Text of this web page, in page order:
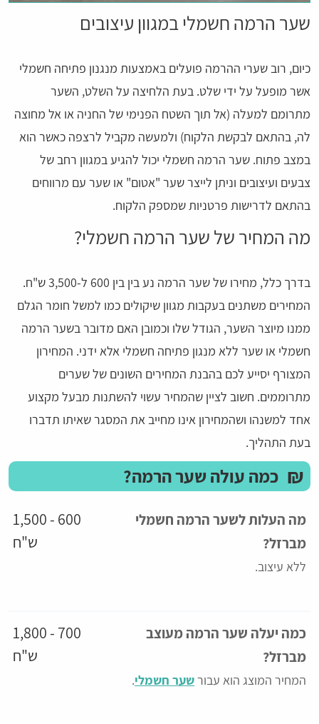
שער הרמה חשמלי במגוון עיצובים
כיום, רוב שערי ההרמה פועלים באמצעות מנגנון פתיחה חשמלי
אשר מופעל על ידי שלט. בעת הלחיצה על השלט, השער
מתרומם למעלה (אל תוך השטח הפנימי של החניה או אל מחוצה
לה, בהתאם לבקשת הלקוח) ולמעשה מקביל לרצפה כאשר הוא
במצב פתוח. שער הרמה חשמלי יכול להגיע במגוון רחב של
צבעים ועיצובים וניתן לייצר שער "אטום" או שער עם מרווחים
בהתאם לדרישות פרטניות שמספק הלקוח.
מה המחיר של שער הרמה חשמלי?
בדרך כלל, מחירו של שער הרמה נע בין בין 600 ל-3,500 ש"ח.
המחירים משתנים בעקבות מגוון שיקולים כמו למשל חומר הגלם
ממנו מיוצר השער, הגודל שלו וכמובן האם מדובר בשער הרמה
חשמלי או שער ללא מנגון פתיחה חשמלי אלא ידני. המחירון
המצורף יסייע לכם בהבנת המחירים השונים של שערים
מתרוממים. חשוב לציין שהמחיר עשוי להשתנות מבעל מקצוע
אחד למשנהו ושהמחירון אינו מחייב את המסגר שאיתו תדברו
בעת התהליך.
₪ כמה עולה שער הרמה?
מה העלות לשער הרמה חשמלי
מברזל?
ללא עיצוב.
600 - 1,500
ש"ח
כמה יעלה שער הרמה מעוצב
מברזל?
המחיר המוצג הוא עבורשער חשמלי.
700 - 1,800
ש"ח